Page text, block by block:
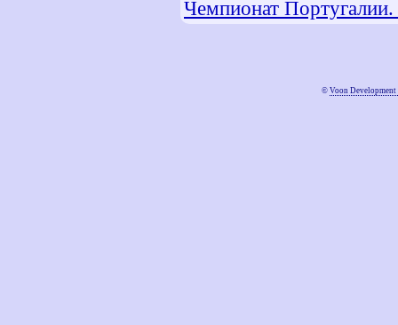
Чемпионат
© Voon Development